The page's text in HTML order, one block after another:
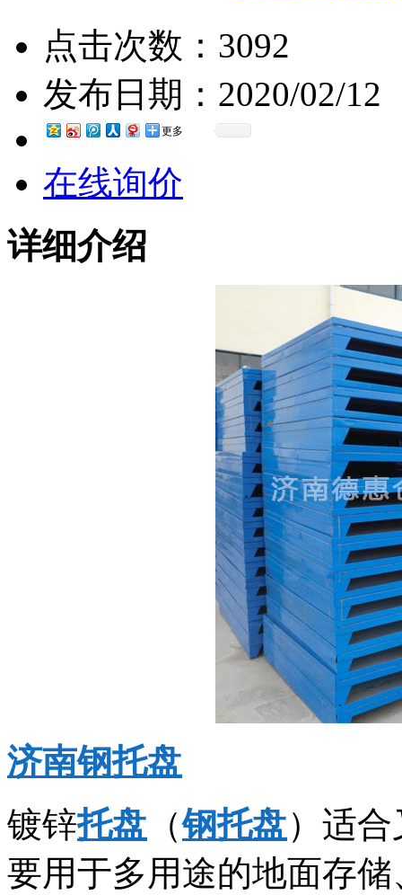
点击次数： 3092
发布日期： 2020/02/12
更多
在线询价
详细介绍
济南钢托盘
镀锌托盘 （钢托盘）适
要用于多用途的地面存储